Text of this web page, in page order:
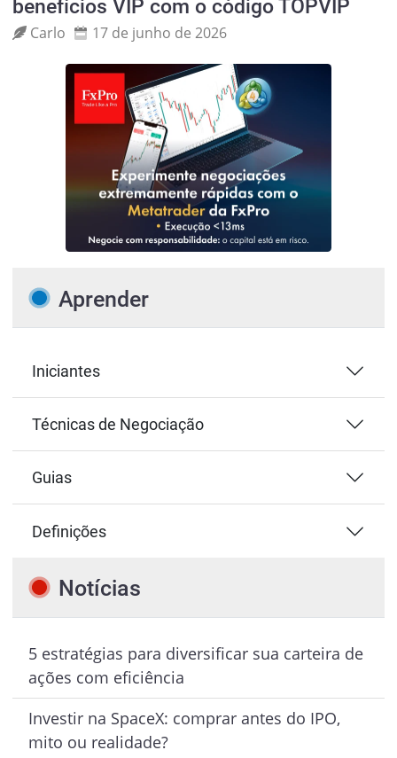
benefícios VIP com o código TOPVIP
Carlo 17 de junho de 2026
Aprender
Iniciantes
Técnicas de Negociação
Guias
Definições
Notícias
5 estratégias para diversificar sua carteira de
ações com eficiência
Investir na SpaceX: comprar antes do IPO,
mito ou realidade?